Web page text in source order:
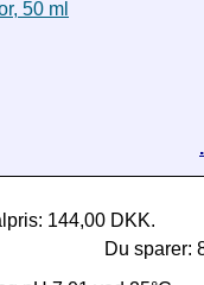
50 ml
144,00 DKK.
Du sparer: